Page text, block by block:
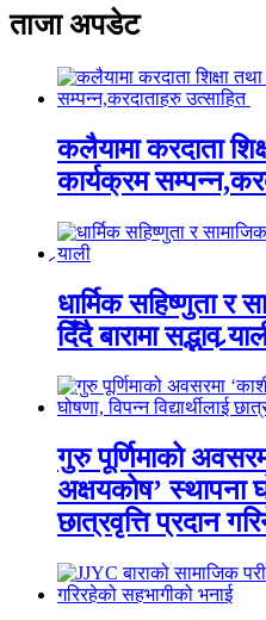
ताजा अपडेट
कलैयामा करदाता
कार्यक्रम
धार्मिक सहिष्णुता र
दिँदै बारामा सद्भाव
गुरु पूर्णिमाको
अक्षयकोष’ स्थापना
छात्रवृत्ति प्रदान